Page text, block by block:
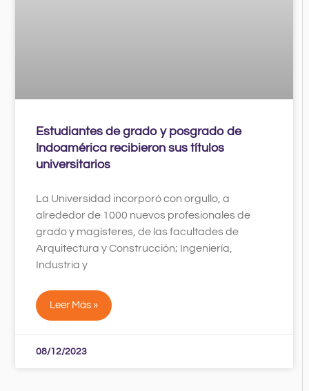
Estudiantes de grado y posgrado de
Indoamérica recibieron sus títulos
universitarios
La Universidad incorporó con orgullo, a
alrededor de 1000 nuevos profesionales de
grado y magísteres, de las facultades de
Arquitectura y Construcción; Ingeniería,
Industria y
Leer Más »
08/12/2023